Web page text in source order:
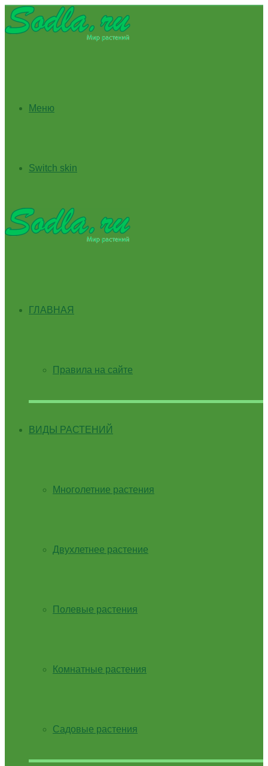
Меню
Switch skin
ГЛАВНАЯ
Правила на сайте
ВИДЫ РАСТЕНИЙ
Многолетние растения
Двухлетнее растение
Полевые растения
Комнатные растения
Садовые растения